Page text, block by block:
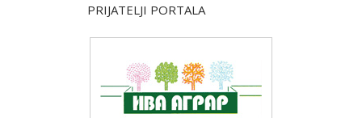
PRIJATELJI PORTALA